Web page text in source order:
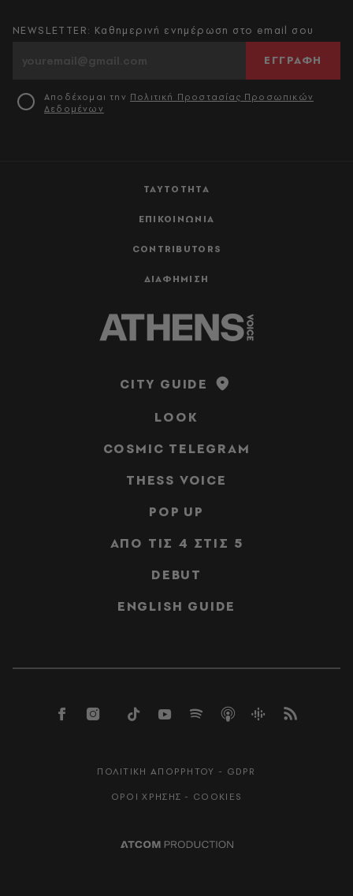
ΤΑΥΤΟΤΗΤΑ
ΕΠΙΚΟΙΝΩΝΙΑ
CONTRIBUTORS
ΔΙΑΦΗΜΙΣΗ
NEWSLETTER: Καθημερινή ενημέρωση στο email σου
ΕΓΓΡΑΦΗ
Αποδέχομαι την Πολιτική Προστασίας Προσωπικών
Δεδομένων
CITY GUIDE
LOOK
COSMIC TELEGRAM
THESS VOICE
POP UP
ΑΠΟ ΤΙΣ 4 ΣΤΙΣ 5
DEBUT
ENGLISH GUIDE
ΠΟΛΙΤΙΚΗ ΑΠΟΡΡΗΤΟΥ - GDPR
ΟΡΟΙ ΧΡΗΣΗΣ - COOKIES